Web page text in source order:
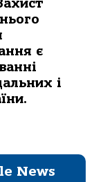
є
і
News